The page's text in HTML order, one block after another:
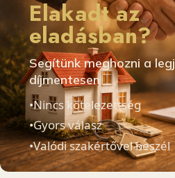
Elakadt az
eladásban?
Segítünk meghozni a
díjmentesen
•Nincs kötelezettség
•Gyors válasz
•Valódi szakértővel beszél